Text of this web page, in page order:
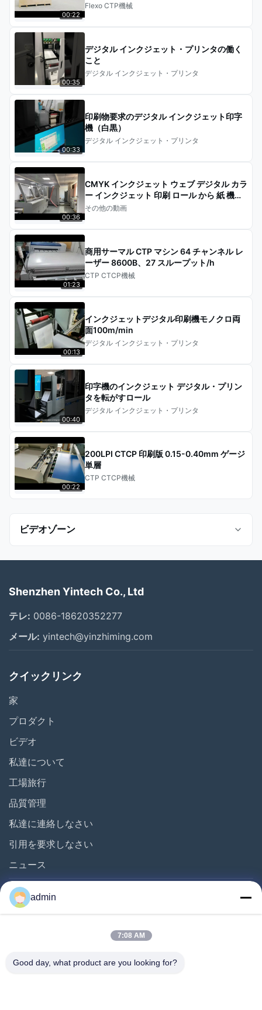
00:22
Flexo CTP機械
00:35
デジタル インクジェット・プリンタの働く
こと
デジタル インクジェット・プリンタ
00:33
印刷物要求のデジタル インクジェット印字
機（白黒）
デジタル インクジェット・プリンタ
00:36
CMYK インクジェット ウェブ デジタル カラ
ー インクジェット 印刷 ロール から 紙 機械
プレス 印刷 デジタル プリンター
その他の動画
01:23
商用サーマル CTP マシン 64 チャンネル レ
ーザー 8600B、27 スループット/h
CTP CTCP機械
00:13
インクジェットデジタル印刷機モノクロ両
面100m/min
デジタル インクジェット・プリンタ
00:40
印字機のインクジェット デジタル・プリン
タを転がすロール
デジタル インクジェット・プリンタ
00:22
200LPI CTCP 印刷版 0.15-0.40mm ゲージ
単層
CTP CTCP機械
ビデオゾーン
デジタル インクジェット・プリンタ
会社の紹介
CTP CTCP機械
CTCPの印刷用原版作成機械
熱CTP Platesetter
ポジティブオフセット印刷版
その他の動画
Shenzhen Yintech Co., Ltd
テレ: 0086-18620352277
メール: yintech@yinzhiming.com
クイックリンク
家
プロダクト
ビデオ
私達について
工場旅行
品質管理
私達に連絡しなさい
引用を要求しなさい
ニュース
Follow Us
admin
7:08 AM
Good day, what product are you looking for?